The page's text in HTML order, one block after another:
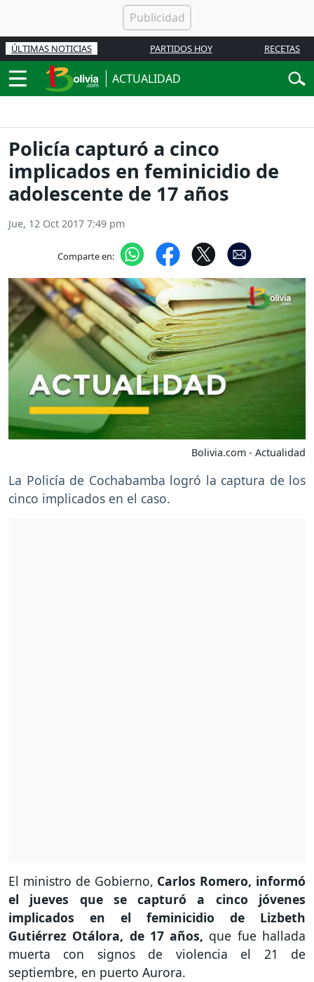
ÚLTIMAS NOTICIAS PARTIDOS HOY RECETAS
ACTUALIDAD
Policía capturó a cinco
implicados en feminicidio de
adolescente de 17 años
Jue, 12 Oct 2017 7:49 pm
Comparte en:
Bolivia.com - Actualidad
La Policía de Cochabamba logró la captura de los
cinco implicados en el caso.
El ministro de Gobierno, Carlos Romero, informó
el jueves que se capturó a cinco jóvenes
implicados en el feminicidio de Lizbeth
Gutiérrez Otálora, de 17 años, que fue hallada
muerta con signos de violencia el 21 de
septiembre, en puerto Aurora.